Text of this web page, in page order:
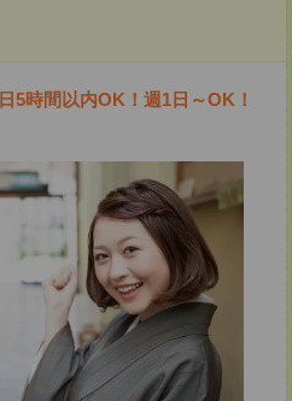
5時間以内OK！週1日～OK！